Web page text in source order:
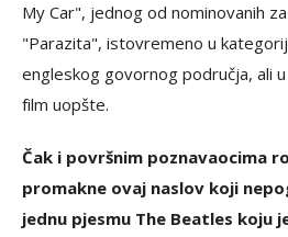
My Car", jednog od nominovanih
"Parazita", istovremeno u
engleskog govornog područja, ali
film uopšte.
Čak i površnim poznavaocima
promakne ovaj naslov koji
jednu pjesmu The Beatles koju